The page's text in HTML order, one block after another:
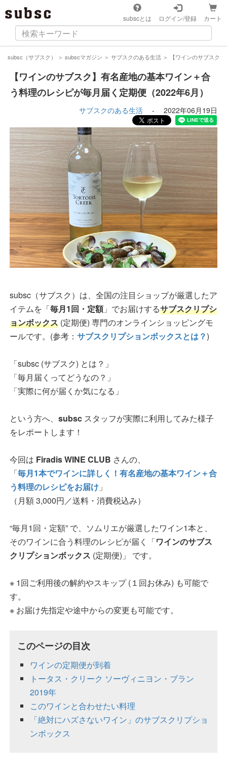
subscとは ログイン/登録 カート
subsc（サブスク） ＞ subscマガジン ＞ サブスクのある生活 ＞ 【ワインのサブスク
【ワインのサブスク】有名産地の基本ワイン＋合
う料理のレシピが毎月届く定期便（2022年6月）
サブスクのある生活 - 2022年06月19日
subsc（サブスク）は、全国の注目ショップが厳選したア
イテムを「毎月1回・定額」でお届けするサブスクリプシ
ョンボックス (定期便) 専門のオンラインショッピングモ
ールです。(参考： サブスクリプションボックスとは？)
「subsc (サブスク) とは？」
「毎月届くってどうなの？」
「実際に何が届くか気になる」
という方へ、 subsc スタッフが実際に利用してみた様子
をレポートします！
今回は Firadis WINE CLUB さんの、
「毎月1本でワインに詳しく！有名産地の基本ワイン＋合
う料理のレシピをお届け 」
（月額 3,000円／送料・消費税込み）
“毎月1回・定額” で、ソムリエが厳選したワイン1本と、
そのワインに合う料理のレシピが届く「ワインのサブス
クリプションボックス (定期便)」 です。
※ 1回ご利用後の解約やスキップ (１回お休み) も可能で
す。
※ お届け先指定や途中からの変更も可能です。
このページの目次
ワインの定期便が到着
トータス・クリーク ソーヴィニヨン・ブラン
2019年
このワインと合わせたい料理
「絶対にハズさないワイン」のサブスクリプショ
ンボックス